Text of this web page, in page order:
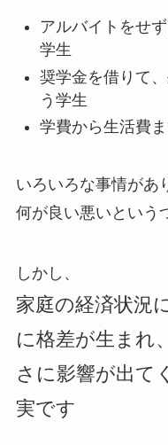
アルバイトをせ
学生
奨学金を借りて
う学生
学費から生活費
いろいろな事情があ
何が良い悪いという
しかし、
家庭の経済状況
に格差が生まれ
さに影響が出て
実です